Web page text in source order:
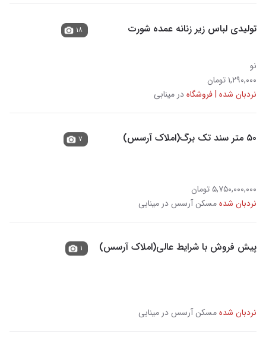
تولیدی لباس زیر زنانه عمده شورت
نو
۱,۲۹۰,۰۰۰ تومان
نردبان شده | فروشگاهدر مینابی
۱۸
۵۰ متر سند تک برگ(املاک آرسس)
۵,۷۵۰,۰۰۰,۰۰۰ تومان
نردبان شدهمسکن آرسس در مینابی
۷
پیش فروش با شرایط عالی(املاک آرسس)
نردبان شدهمسکن آرسس در مینابی
۱